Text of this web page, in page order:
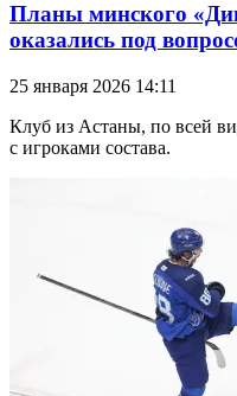
Планы минского
оказались под
25 января 2026 14:11
Клуб из Астаны, по всей
с игроками состава.